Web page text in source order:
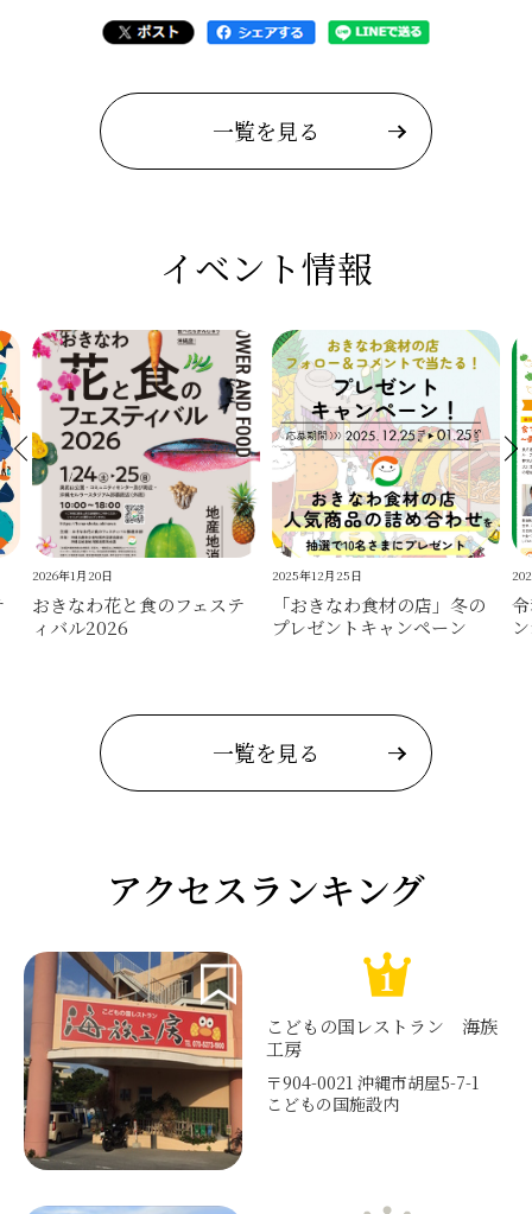
一覧を見る
イベント情報
2026年1月20日
おきなわ花と食のフェステ
ィバル2026
2025年12月25日
「おきなわ食材の店」冬の
プレゼントキャンペーン
一覧を見る
アクセスランキング
こどもの国レストラン 海族
工房
〒904-0021 沖縄市胡屋5-7-1
こどもの国施設内